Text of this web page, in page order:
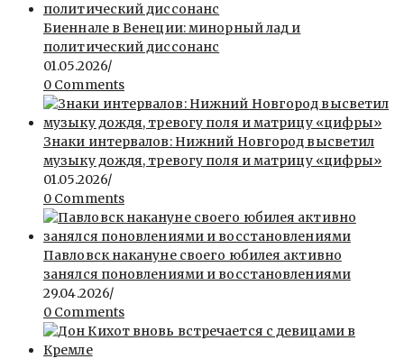
Биеннале в Венеции: минорный лад и
политический диссонанс
01.05.2026/
0 Comments
Знаки интервалов: Нижний Новгород высветил
музыку дождя, тревогу поля и матрицу «цифры»
01.05.2026/
0 Comments
Павловск накануне своего юбилея активно
занялся поновлениями и восстановлениями
29.04.2026/
0 Comments